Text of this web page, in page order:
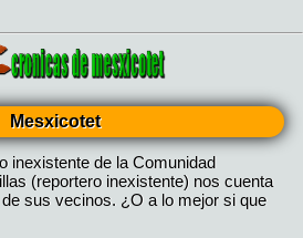
Mesxicotet
inexistente de la Comunidad
(reportero inexistente) nos cuenta
sus vecinos. ¿O a lo mejor si que